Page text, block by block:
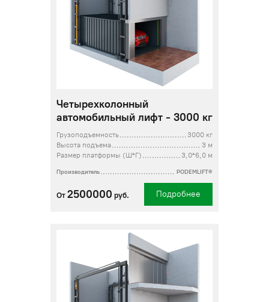
Четырехколонный
автомобильный лифт - 3000 кг
Грузоподъемность
3000 кг
Высота подъема
3 м
Размер платформы (Ш*Г)
3,0*6,0 м
Производитель PODEMLIFT®
От 2500000 руб. Подробнее